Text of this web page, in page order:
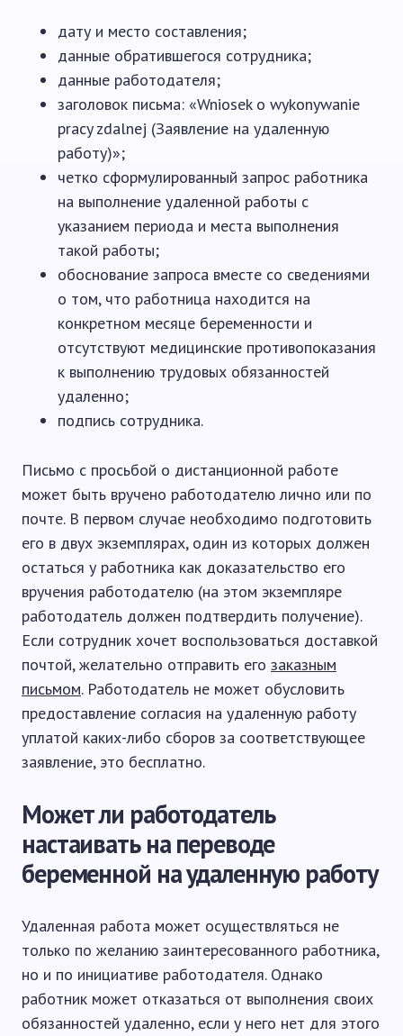
дату и место составления;
данные обратившегося сотрудника;
данные работодателя;
заголовок письма: «Wniosek o wykonywanie
pracy zdalnej (Заявление на удаленную
работу)»;
четко сформулированный запрос работника
на выполнение удаленной работы с
указанием периода и места выполнения
такой работы;
обоснование запроса вместе со сведениями
о том, что работница находится на
конкретном месяце беременности и
отсутствуют медицинские противопоказания
к выполнению трудовых обязанностей
удаленно;
подпись сотрудника.
Письмо с просьбой о дистанционной работе
может быть вручено работодателю лично или по
почте. В первом случае необходимо подготовить
его в двух экземплярах, один из которых должен
остаться у работника как доказательство его
вручения работодателю (на этом экземпляре
работодатель должен подтвердить получение).
Если сотрудник хочет воспользоваться доставкой
почтой, желательно отправить его заказным
письмом. Работодатель не может обусловить
предоставление согласия на удаленную работу
уплатой каких-либо сборов за соответствующее
заявление, это бесплатно.
Может ли работодатель
настаивать на переводе
беременной на удаленную работу
Удаленная работа может осуществляться не
только по желанию заинтересованного работника,
но и по инициативе работодателя. Однако
работник может отказаться от выполнения своих
обязанностей удаленно, если у него нет для этого